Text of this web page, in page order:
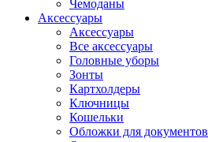
Чемоданы
Аксессуары
Аксессуары
Все аксессуары
Головные уборы
Зонты
Картхолдеры
Ключницы
Кошельки
Обложки для документов